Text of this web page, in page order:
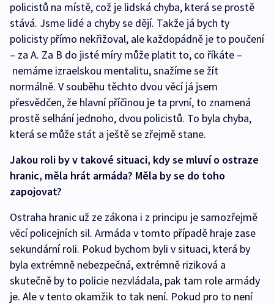
policistů na místě, což je lidská chyba, která se prostě
stává. Jsme lidé a chyby se dějí. Takže já bych ty
policisty přímo nekřižoval, ale každopádně je to poučení
– za A. Za B do jisté míry může platit to, co říkáte –
nemáme izraelskou mentalitu, snažíme se žít
normálně. V souběhu těchto dvou věcí já jsem
přesvědčen, že hlavní příčinou je ta první, to znamená
prostě selhání jednoho, dvou policistů. To byla chyba,
která se může stát a ještě se zřejmě stane.
Jakou roli by v takové situaci, kdy se mluví o ostraze
hranic, měla hrát armáda? Měla by se do toho
zapojovat?
Ostraha hranic už ze zákona i z principu je samozřejmě
věcí policejních sil. Armáda v tomto případě hraje zase
sekundární roli. Pokud bychom byli v situaci, která by
byla extrémně nebezpečná, extrémně riziková a
skutečně by to policie nezvládala, pak tam role armády
je. Ale v tento okamžik to tak není. Pokud pro to není